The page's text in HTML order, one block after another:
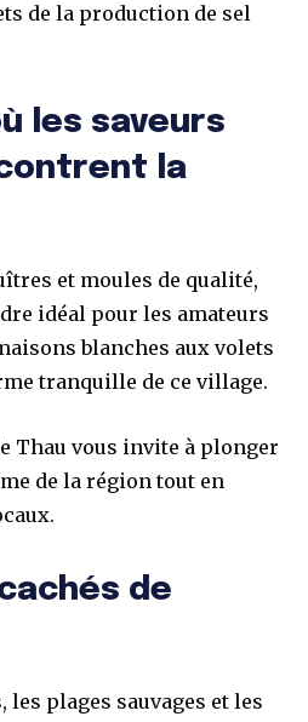
de la production de sel
les saveurs
la
et moules de qualité,
idéal pour les amateurs
blanches aux volets
tranquille de ce village.
Thau vous invite à plonger
de la région tout en
de
les plages sauvages et les